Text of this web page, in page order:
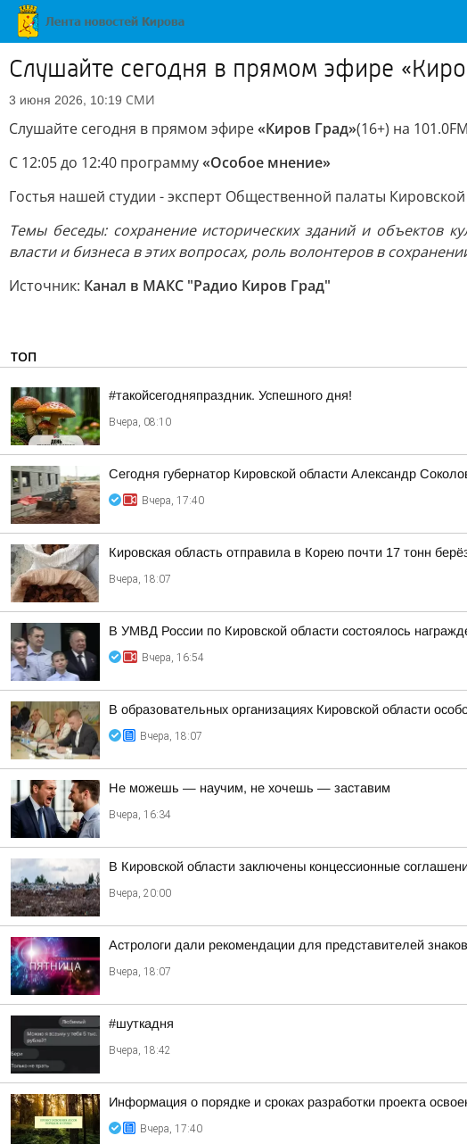
Слушайте сегодня в прямом эфире
3 июня 2026, 10:19 СМИ
Слушайте сегодня в прямом эфире«Киров Град»(16+) на 101.0FM
С 12:05 до 12:40 программу«Особое мнение»
Гостья нашей студии - эксперт Общественной палаты
Темы беседы: сохранение исторических зданий и объектов
власти и бизнеса в этих вопросах, роль волонтеров в
Источник: Канал в МАКС "Радио Киров Град"
ТОП
#такойсегодняпраздник. Успешного дня!
Вчера, 08:10
Сегодня губернатор Кировской области Александр
Вчера, 17:40
Кировская область отправила в Корею почти 17 тонн
Вчера, 18:07
В УМВД России по Кировской области состоялось
Вчера, 16:54
В образовательных организациях Кировской области
Вчера, 18:07
Не можешь — научим, не хочешь — заставим
Вчера, 16:34
В Кировской области заключены концессионные
Вчера, 20:00
Астрологи дали рекомендации для представителей
Вчера, 18:07
#шуткадня
Вчера, 18:42
Информация о порядке и сроках разработки проекта
Вчера, 17:40